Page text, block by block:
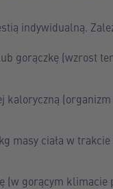
indywidualną.
gorączkę (wzrost
kaloryczną
masy ciała w
gorącym klimacie